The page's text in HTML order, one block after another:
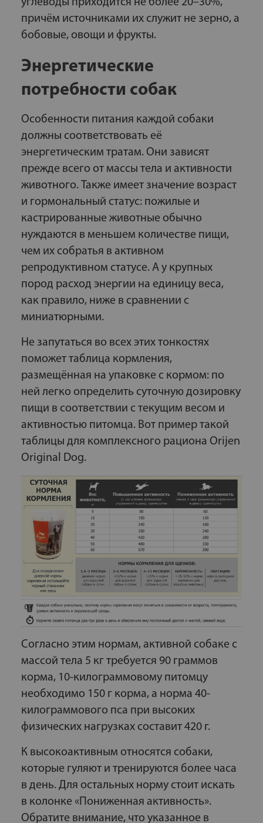
углеводы приходится не более 20–30%,
причём источниками их служит не зерно, а
бобовые, овощи и фрукты.
Энергетические
потребности собак
Особенности питания каждой собаки
должны соответствовать её
энергетическим тратам. Они зависят
прежде всего от массы тела и активности
животного. Также имеет значение возраст
и гормональный статус: пожилые и
кастрированные животные обычно
нуждаются в меньшем количестве пищи,
чем их собратья в активном
репродуктивном статусе. А у крупных
пород расход энергии на единицу веса,
как правило, ниже в сравнении с
миниатюрными.
Не запутаться во всех этих тонкостях
поможет таблица кормления,
размещённая на упаковке с кормом: по
ней легко определить суточную дозировку
пищи в соответствии с текущим весом и
активностью питомца. Вот пример такой
таблицы для комплексного рациона Orijen
Original Dog.
Согласно этим нормам, активной собаке с
массой тела 5 кг требуется 90 граммов
корма, 10-килограммовому питомцу
необходимо 150 г корма, а норма 40-
килограммового пса при высоких
физических нагрузках составит 420 г.
К высокоактивным относятся собаки,
которые гуляют и тренируются более часа
в день. Для остальных норму стоит искать
в колонке «Пониженная активность».
Обратите внимание, что указанное в